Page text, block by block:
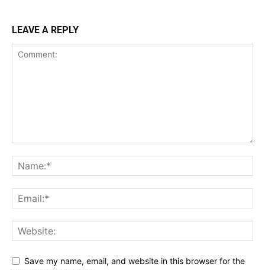
LEAVE A REPLY
Save my name, email, and website in this browser for the